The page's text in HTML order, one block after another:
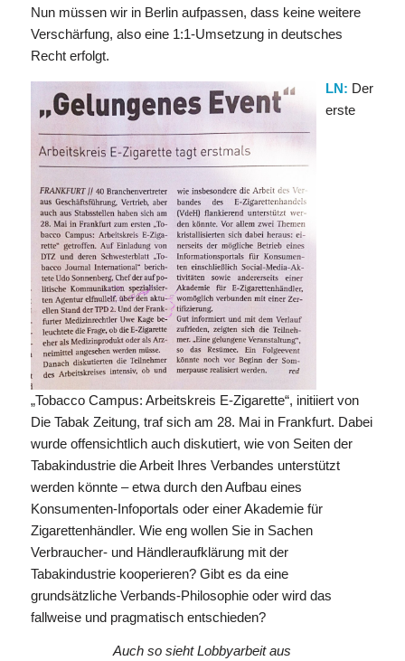
Nun müssen wir in Berlin aufpassen, dass keine weitere
Verschärfung, also eine 1:1-Umsetzung in deutsches
Recht erfolgt.
LN: Der
erste
„Tobacco Campus: Arbeitskreis E-Zigarette“, initiiert von
Die Tabak Zeitung, traf sich am 28. Mai in Frankfurt. Dabei
wurde offensichtlich auch diskutiert, wie von Seiten der
Tabakindustrie die Arbeit Ihres Verbandes unterstützt
werden könnte – etwa durch den Aufbau eines
Konsumenten-Infoportals oder einer Akademie für
Zigarettenhändler. Wie eng wollen Sie in Sachen
Verbraucher- und Händleraufklärung mit der
Tabakindustrie kooperieren? Gibt es da eine
grundsätzliche Verbands-Philosophie oder wird das
fallweise und pragmatisch entschieden?
Auch so sieht Lobbyarbeit aus